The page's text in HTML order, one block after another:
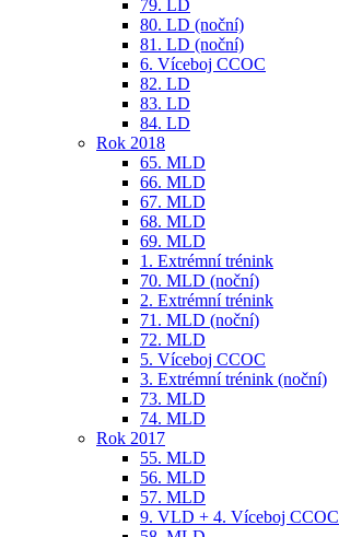
79. LD
80. LD (noční)
81. LD (noční)
6. Víceboj CCOC
82. LD
83. LD
84. LD
Rok 2018
65. MLD
66. MLD
67. MLD
68. MLD
69. MLD
1. Extrémní trénink
70. MLD (noční)
2. Extrémní trénink
71. MLD (noční)
72. MLD
5. Víceboj CCOC
3. Extrémní trénink (noční)
73. MLD
74. MLD
Rok 2017
55. MLD
56. MLD
57. MLD
9. VLD + 4. Víceboj CCOC